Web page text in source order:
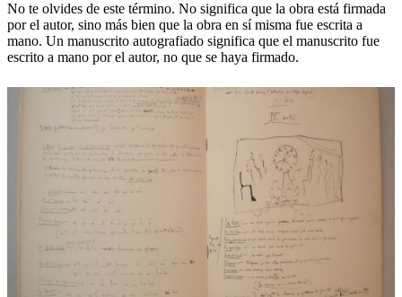
No te olvides de este término. No significa que la obra está firmada
por el autor, sino más bien que la obra en sí misma fue escrita a
mano. Un manuscrito autografiado significa que el manuscrito fue
escrito a mano por el autor, no que se haya firmado.